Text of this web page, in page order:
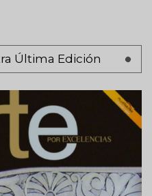
Última Edición